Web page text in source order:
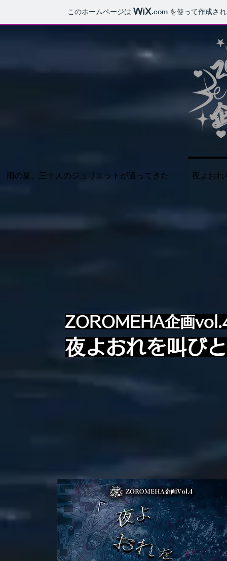
このホームページは .com を使って作成さ
雨の夏、三十人のジュリエットが還ってきた 夜よおれ
ZOROMEHA企画
夜よおれを叫び